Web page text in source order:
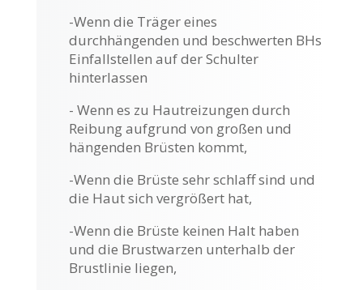
-Wenn die Träger eines
durchhängenden und beschwerten BHs
Einfallstellen auf der Schulter
hinterlassen
- Wenn es zu Hautreizungen durch
Reibung aufgrund von großen und
hängenden Brüsten kommt,
-Wenn die Brüste sehr schlaff sind und
die Haut sich vergrößert hat,
-Wenn die Brüste keinen Halt haben
und die Brustwarzen unterhalb der
Brustlinie liegen,